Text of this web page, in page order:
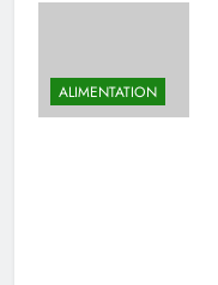
ALIMENTATION